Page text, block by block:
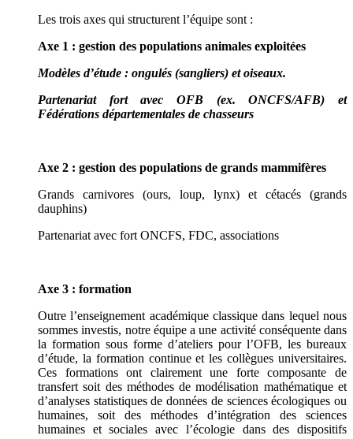
Les trois axes qui structurent l’équipe sont :
Axe 1 : gestion des populations animales exploitées
Modèles d’étude : ongulés (sangliers) et oiseaux.
Partenariat fort avec OFB (ex. ONCFS/AFB) et
Fédérations départementales de chasseurs
Axe 2 : gestion des populations de grands mammifères
Grands carnivores (ours, loup, lynx) et cétacés (grands
dauphins)
Partenariat avec fort ONCFS, FDC, associations
Axe 3 : formation
Outre l’enseignement académique classique dans lequel nous
sommes investis, notre équipe a une activité conséquente dans
la formation sous forme d’ateliers pour l’OFB, les bureaux
d’étude, la formation continue et les collègues universitaires.
Ces formations ont clairement une forte composante de
transfert soit des méthodes de modélisation mathématique et
d’analyses statistiques de données de sciences écologiques ou
humaines, soit des méthodes d’intégration des sciences
humaines et sociales avec l’écologie dans des dispositifs